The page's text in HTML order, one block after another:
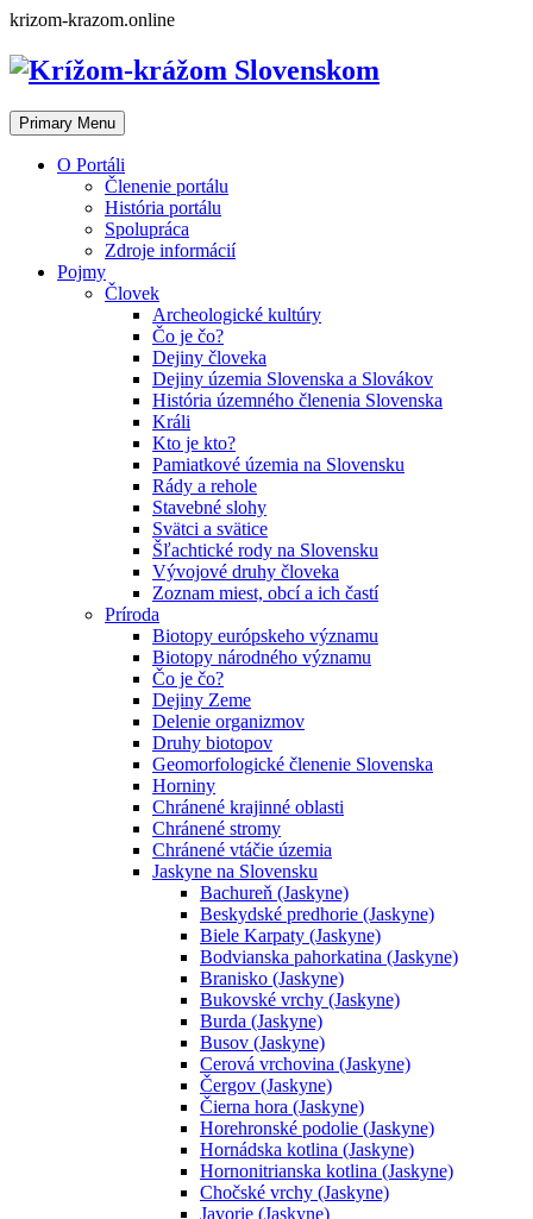
Skip
content
krizom-krazom.online
Primary Menu
O Portáli
Členenie portálu
História portálu
Spolupráca
Zdroje informácií
Pojmy
Človek
Archeologické kultúry
Čo je čo?
Dejiny človeka
Dejiny územia Slovenska a Slovákov
História územného členenia Slovenska
Králi
Kto je kto?
Pamiatkové územia na Slovensku
Rády a rehole
Stavebné slohy
Svätci a svätice
Šľachtické rody na Slovensku
Vývojové druhy človeka
Zoznam miest, obcí a ich častí
Príroda
Biotopy európskeho významu
Biotopy národného významu
Čo je čo?
Dejiny Zeme
Delenie organizmov
Druhy biotopov
Geomorfologické členenie Slovenska
Horniny
Chránené krajinné oblasti
Chránené stromy
Chránené vtáčie územia
Jaskyne na Slovensku
Bachureň (Jaskyne)
Beskydské predhorie (Jaskyne)
Biele Karpaty (Jaskyne)
Bodvianska pahorkatina (Jaskyne)
Branisko (Jaskyne)
Bukovské vrchy (Jaskyne)
Burda (Jaskyne)
Busov (Jaskyne)
Cerová vrchovina (Jaskyne)
Čergov (Jaskyne)
Čierna hora (Jaskyne)
Horehronské podolie (Jaskyne)
Hornádska kotlina (Jaskyne)
Hornonitrianska kotlina (Jaskyne)
Chočské vrchy (Jaskyne)
Javorie (Jaskyne)